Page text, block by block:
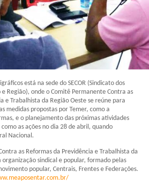
está na sede do SECOR (Sindicato dos
e Região), onde o Comitê Permanente Contra as
e Trabalhista da Região Oeste se reúne para
medidas propostas por Temer, como a
e o planejamento das próximas atividades
as ações no dia 28 de abril, quando
Nacional.
as Reformas da Previdência e Trabalhista da
organização sindical e popular, formado pelas
popular, Centrais, Frentes e Federações.